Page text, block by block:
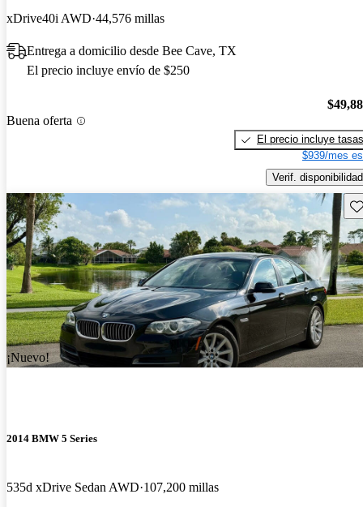
xDrive40i AWD 44,576 millas
Entrega a domicilio desde Bee Cave, TX
El precio incluye envío de $250
Buena oferta
El precio incluye tasas
$939/mes
Verif. disponibilidad
¡Nuevo!
2014 BMW 5 Series
535d xDrive Sedan AWD 107,200 millas